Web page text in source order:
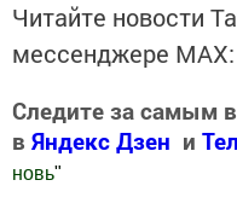
Читайте новости
мессенджере MАХ:
Следите за самым
в Яндекс Дзен и
новь"